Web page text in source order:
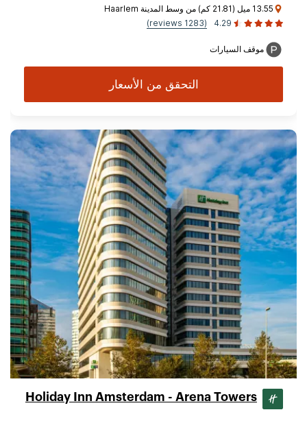
13.55 ميل (21.81 كم) من وسط المدينة Haarlem
4.29
(1283 reviews)
موقف السيارات
التحقق من الأسعار
Holiday Inn Amsterdam - Arena Towers